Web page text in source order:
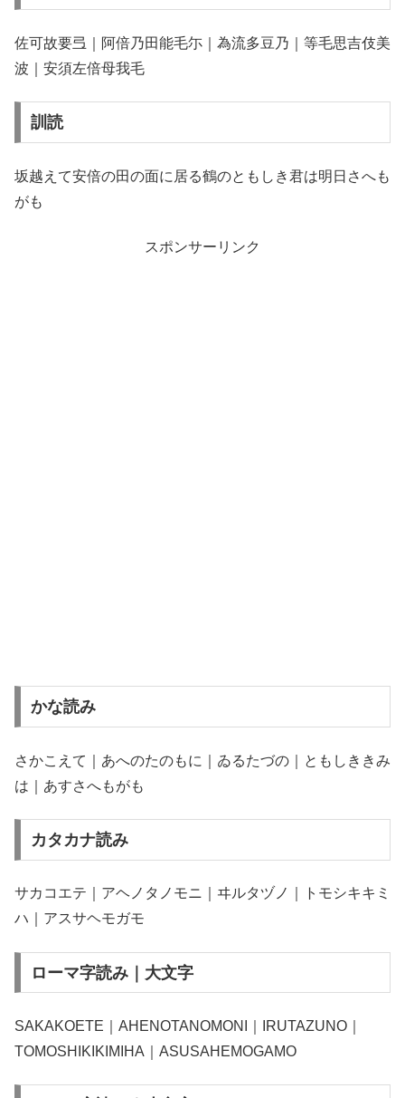
佐可故要弖｜阿倍乃田能毛尓｜為流多豆乃｜等毛思吉伎美
波｜安須左倍母我毛
訓読
坂越えて安倍の田の面に居る鶴のともしき君は明日さへも
がも
スポンサーリンク
かな読み
さかこえて｜あへのたのもに｜ゐるたづの｜ともしききみ
は｜あすさへもがも
カタカナ読み
サカコエテ｜アヘノタノモニ｜ヰルタヅノ｜トモシキキミ
ハ｜アスサヘモガモ
ローマ字読み｜大文字
SAKAKOETE｜AHENOTANOMONI｜IRUTAZUNO｜
TOMOSHIKIKIMIHA｜ASUSAHEMOGAMO